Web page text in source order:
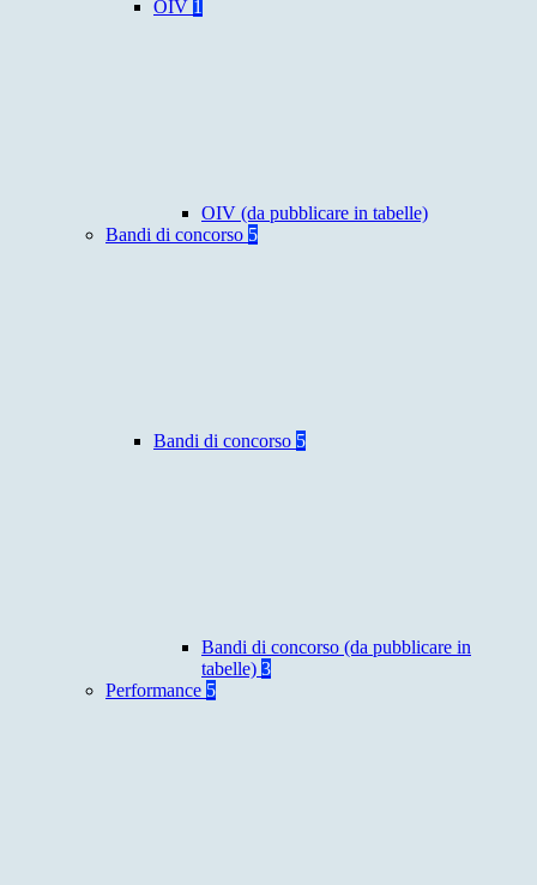
OIV 1
OIV (da pubblicare in tabelle)
Bandi di concorso 5
Bandi di concorso 5
Bandi di concorso (da pubblicare in
tabelle) 3
Performance 5